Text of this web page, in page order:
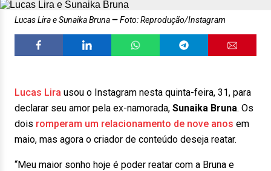
Lucas Lira e Sunaika Bruna Foto: Reprodução/Instagram
Lucas Lira usou o Instagram nesta quinta-feira, 31, para
declarar seu amor pela ex-namorada, Sunaika Bruna. Os
dois romperam um relacionamento de nove anos em
maio, mas agora o criador de conteúdo deseja reatar.
“Meu maior sonho hoje é poder reatar com a Bruna e